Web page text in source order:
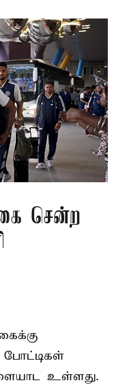
சென்ற
உள்ளது.